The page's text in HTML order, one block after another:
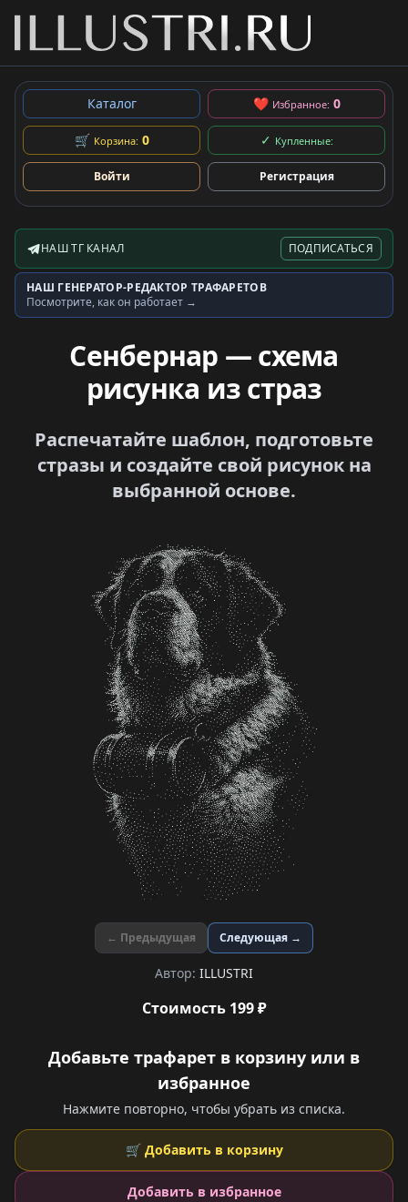
Каталог ❤ Избранное: 0
🛒 Корзина: 0 ✓ Купленные:
Войти Регистрация
Telegram-канал
НАШ ТГ КАНАЛ ПОДПИСАТЬСЯ
Генератор трафаретов
НАШ ГЕНЕРАТОР-РЕДАКТОР ТРАФАРЕТОВ
Посмотрите, как он работает →
Сенбернар — схема
рисунка из страз
Распечатайте шаблон, подготовьте
стразы и создайте свой рисунок на
выбранной основе.
← Предыдущая Следующая →
Автор: ILLUSTRI
Стоимость 199 ₽
Добавьте трафарет в корзину или в
избранное
Нажмите повторно, чтобы убрать из списка.
🛒 Добавить в корзину
Добавить в избранное